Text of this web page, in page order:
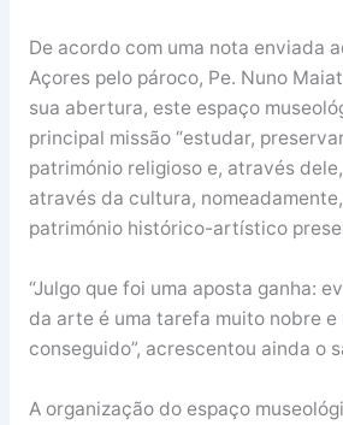
De acordo com uma nota enviada
Açores pelo pároco, Pe. Nuno
sua abertura, este espaço
principal missão “estudar,
património religioso e, através
através da cultura,
património histórico-artístico
“Julgo que foi uma aposta ganha:
da arte é uma tarefa muito nobre e
conseguido”, acrescentou ainda o
A organização do espaço